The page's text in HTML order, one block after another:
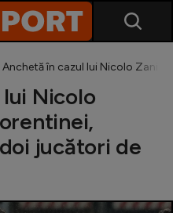
Anchetă în cazul lui Nicolo
Nicolo
jucători de